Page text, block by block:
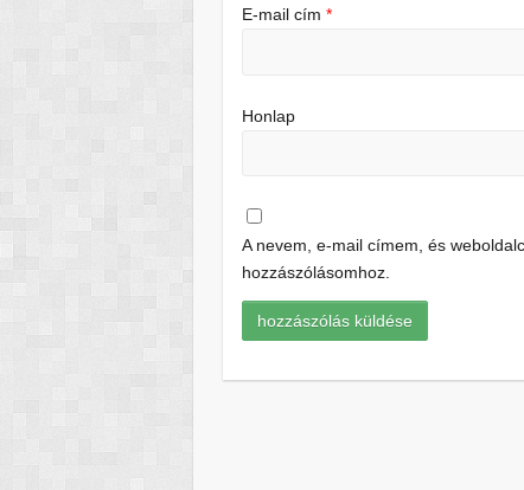
E-mail cím*
Honlap
A nevem, e-mail címem, és
hozzászólásomhoz.